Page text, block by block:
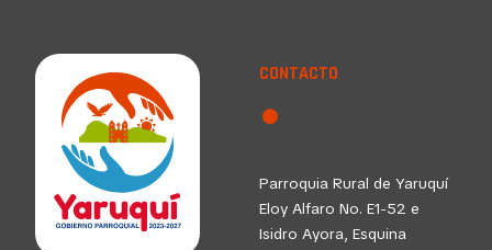
CONTACTO
Parroquia Rural de Yaruquí
Eloy Alfaro No. E1-52 e
Isidro Ayora, Esquina